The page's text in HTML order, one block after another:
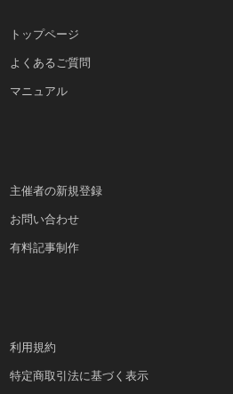
トップページ
よくあるご質問
マニュアル
主催者の新規登録
お問い合わせ
有料記事制作
利用規約
特定商取引法に基づく表示